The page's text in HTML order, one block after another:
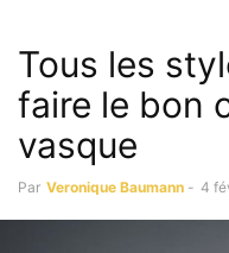
Tous les
faire le bon
vasque
Par Veronique Baumann - 4